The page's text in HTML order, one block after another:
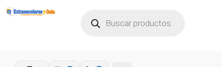
PRODUCTOS